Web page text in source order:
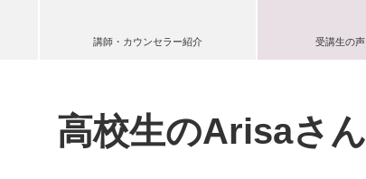
講師・カウンセラー紹介 受講生の声
高校生のArisaさ